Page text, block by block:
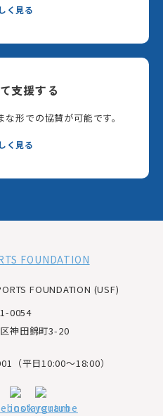
く見る
支援する
形での協賛が可能です。
く見る
FOUNDATION (USF)
0054
神田錦町3-20
（平日10:00～18:00）